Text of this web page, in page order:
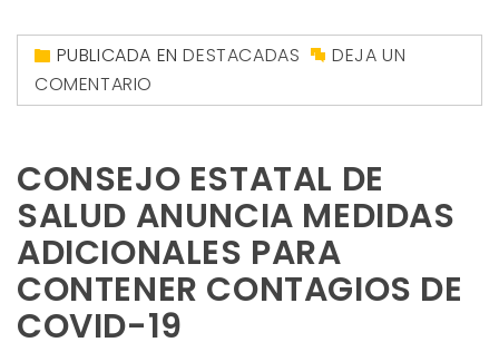
PUBLICADA ENDESTACADAS
DEJA UN
COMENTARIO
CONSEJO ESTATAL DE
SALUD ANUNCIA MEDIDAS
ADICIONALES PARA
CONTENER CONTAGIOS DE
COVID-19